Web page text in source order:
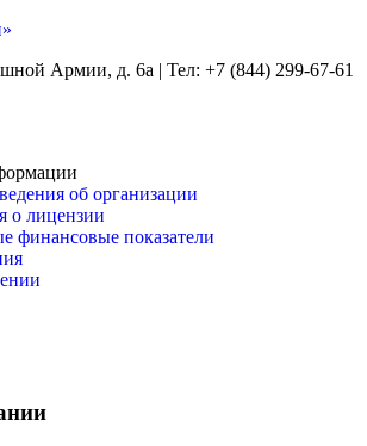
Армии, д. 6а | Тел: +7 (844) 299-67-61
об организации
о лицензии
финансовые показатели